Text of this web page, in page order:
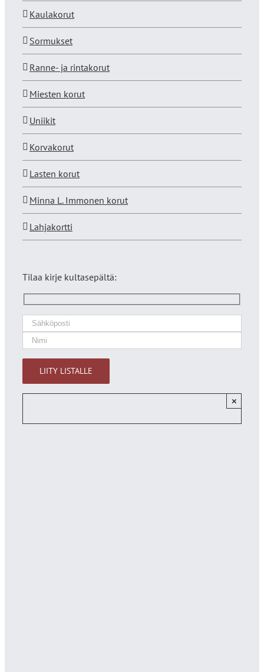
Kaulakorut
Sormukset
Ranne- ja rintakorut
Miesten korut
Uniikit
Korvakorut
Lasten korut
Minna L. Immonen korut
Lahjakortti
Tilaa kirje kultasepältä:
×